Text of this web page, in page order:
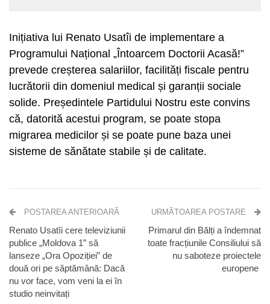
Inițiativa lui Renato Usatîi de implementare a
Programului Național „Întoarcem Doctorii Acasă!”
prevede creșterea salariilor, facilități fiscale pentru
lucrătorii din domeniul medical și garanții sociale
solide. Președintele Partidului Nostru este convins
că, datorită acestui program, se poate stopa
migrarea medicilor și se poate pune baza unei
sisteme de sănătate stabile și de calitate.
POSTAREA ANTERIOARĂ
Renato Usatîi cere televiziunii
publice „Moldova 1” să
lanseze „Ora Opoziției” de
două ori pe săptămână: Dacă
nu vor face, vom veni la ei în
studio neinvitați
URMĂTOAREA POSTARE
Primarul din Bălți a îndemnat
toate fracțiunile Consiliului să
nu saboteze proiectele
europene